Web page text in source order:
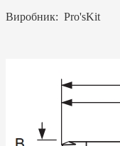
Виробник: Pro'sKit